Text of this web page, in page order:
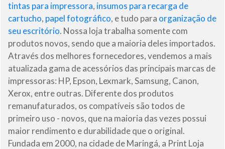
tintas para impressora, insumos para recarga de
cartucho, papel fotográfico, e tudo para organização de
seu escritório. Nossa loja trabalha somente com
produtos novos, sendo que a maioria deles importados.
Através dos melhores fornecedores, vendemos a mais
atualizada gama de acessórios das principais marcas de
impressoras: HP, Epson, Lexmark, Samsung, Canon,
Xerox, entre outras. Diferente dos produtos
remanufaturados, os compatíveis são todos de
primeiro uso - novos, que na maioria das vezes possui
maior rendimento e durabilidade que o original.
Fundada em 2000, na cidade de Maringá, a Print Loja